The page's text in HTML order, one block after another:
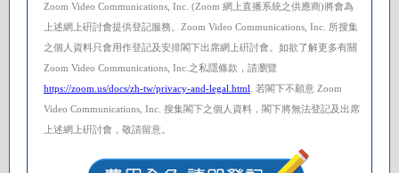
Zoom Video Communications, Inc. (Zoom 網上直播系統之供應商)將會為
上述網上硏討會提供登記服務。Zoom Video Communications, Inc. 所搜集
之個人資料只會用作登記及安排閣下出席網上硏討會。如欲了解更多有關
Zoom Video Communications, Inc.之私隱條款，請瀏覽
https://zoom.us/docs/zh-tw/privacy-and-legal.html . 若閣下不願意 Zoom
Video Communications, Inc. 搜集閣下之個人資料，閣下將無法登記及出席
上述網上硏討會，敬請留意。